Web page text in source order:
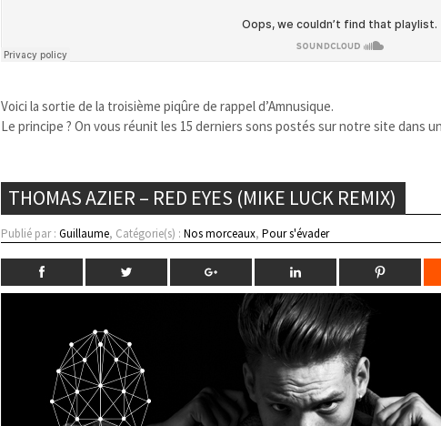
Voici la sortie de la troisième piqûre de rappel d’Amnusique.
Le principe ? On vous réunit les 15 derniers sons postés sur notre site dans
THOMAS AZIER – RED EYES (MIKE LUCK REMIX)
Publié par :Guillaume, Catégorie(s) :Nos morceaux,Pour s'évader